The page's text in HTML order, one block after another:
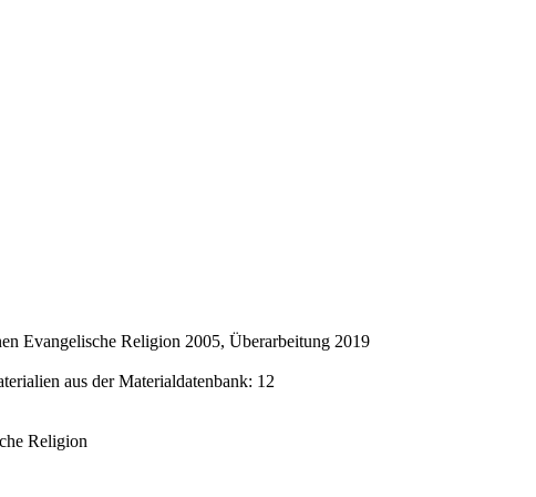
Evangelische Religion 2005, Überarbeitung 2019
aus der Materialdatenbank: 12
Religion